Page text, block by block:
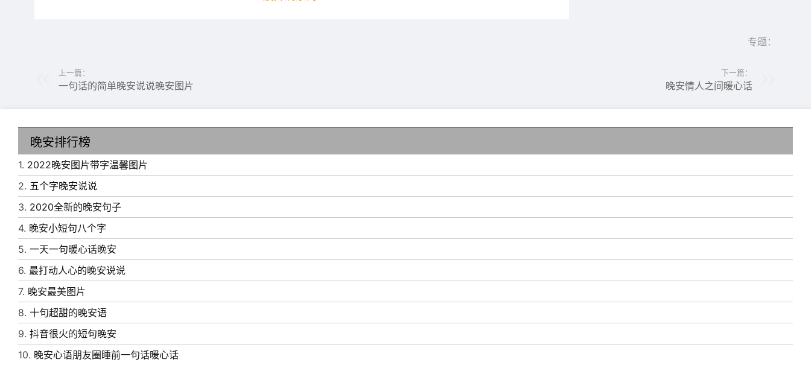
专题：
上一篇：
一句话的简单晚安说说晚安图片
下一篇：
晚安情人之间暖心话
晚安排行榜
1. 2022晚安图片带字温馨图片
2. 五个字晚安说说
3. 2020全新的晚安句子
4. 晚安小短句八个字
5. 一天一句暖心话晚安
6. 最打动人心的晚安说说
7. 晚安最美图片
8. 十句超甜的晚安语
9. 抖音很火的短句晚安
10. 晚安心语朋友圈睡前一句话暖心话